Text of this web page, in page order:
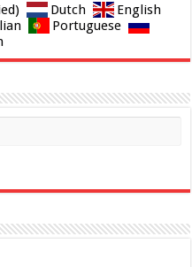
Dutch
English
Portuguese